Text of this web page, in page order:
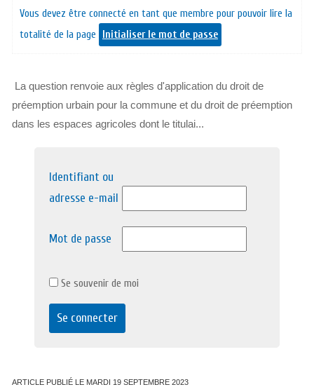
Vous devez être connecté en tant que membre pour pouvoir lire la
totalité de la page
Initialiser le mot de passe
La question renvoie aux règles d'application du droit de
préemption urbain pour la commune et du droit de préemption
dans les espaces agricoles dont le titulai...
Identifiant ou
adresse e-mail
Mot de passe
Se souvenir de moi
ARTICLE PUBLIÉ LE MARDI 19 SEPTEMBRE 2023